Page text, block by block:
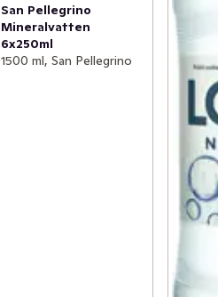
San Pellegrino
Mineralvatten
6x250ml
1500 ml, San Pellegrino